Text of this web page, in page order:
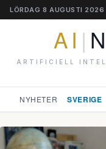
LÖRDAG 8 AUGUSTI 2026
AI |
ARTIFICIELL
NYHETER SVERIGE